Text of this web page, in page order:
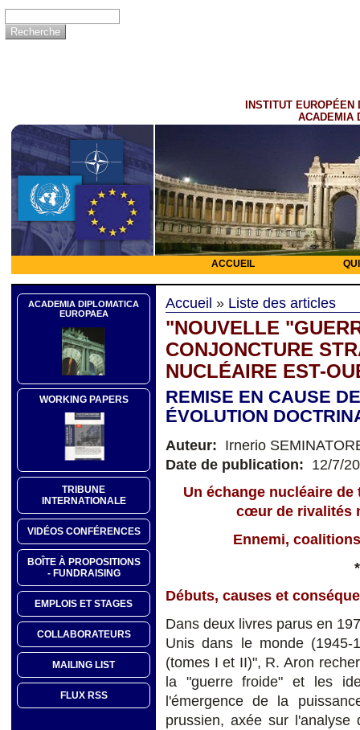
INSTITUT EUROPÉEN
ACADEMIA
ACCUEIL
ACADEMIA DIPLOMATICA
EUROPAEA
WORKING PAPERS
TRIBUNE
INTERNATIONALE
VIDÉOS CONFÉRENCES
BOÎTE À PROPOSITIONS
- FUNDRAISING
EMPLOIS ET STAGES
COLLABORATEURS
MAILING LIST
FLUX RSS
Accueil » Liste des articles
"NOUVELLE
CONJONCTURE
NUCLÉAIRE EST-
REMISE EN CAUSE
ÉVOLUTION
Auteur: Irnerio
Date de publication: 12/7/
Un échange nucléaire
cœur de rivalités
Ennemi,
Débuts, causes et
Dans deux livres parus en
Unis dans le monde (1945-
(tomes I et II)", R. Aron
la "guerre froide" et les
l'émergence de la
prussien, axée sur